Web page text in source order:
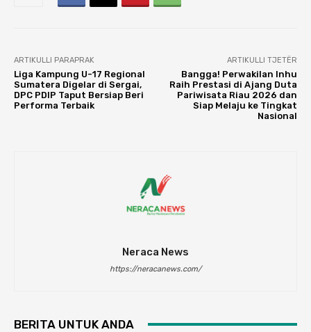
ARTIKULLI PARAPRAK
Liga Kampung U-17 Regional
Sumatera Digelar di Sergai,
DPC PDIP Taput Bersiap Beri
Performa Terbaik
ARTIKULLI TJETËR
Bangga! Perwakilan Inhu
Raih Prestasi di Ajang Duta
Pariwisata Riau 2026 dan
Siap Melaju ke Tingkat
Nasional
Neraca News
https://neracanews.com/
BERITA UNTUK ANDA